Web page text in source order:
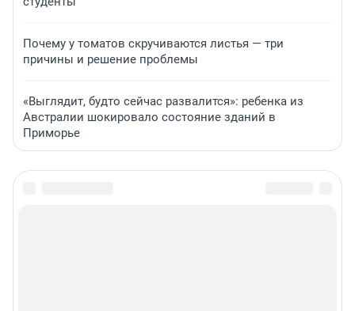
Почему у томатов скручиваются листья — три
причины и решение проблемы
«Выглядит, будто сейчас развалится»: ребенка из
Австралии шокировало состояние зданий в
Приморье